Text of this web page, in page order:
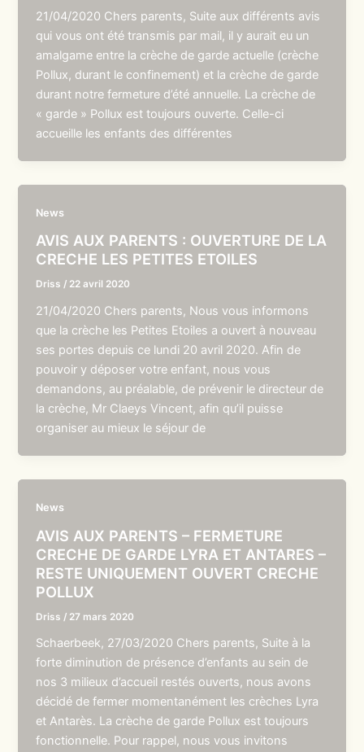
21/04/2020 Chers parents, Suite aux différents avis
qui vous ont été transmis par mail, il y aurait eu un
amalgame entre la crèche de garde actuelle (crèche
Pollux, durant le confinement) et la crèche de garde
durant notre fermeture d’été annuelle. La crèche de
« garde » Pollux est toujours ouverte. Celle-ci
accueille les enfants des différentes
News
AVIS AUX PARENTS : OUVERTURE DE LA
CRECHE LES PETITES ETOILES
Driss / 22 avril 2020
21/04/2020 Chers parents, Nous vous informons
que la crèche les Petites Etoiles a ouvert à nouveau
ses portes depuis ce lundi 20 avril 2020. Afin de
pouvoir y déposer votre enfant, nous vous
demandons, au préalable, de prévenir le directeur de
la crèche, Mr Claeys Vincent, afin qu’il puisse
organiser au mieux le séjour de
News
AVIS AUX PARENTS – FERMETURE
CRECHE DE GARDE LYRA ET ANTARES –
RESTE UNIQUEMENT OUVERT CRECHE
POLLUX
Driss / 27 mars 2020
Schaerbeek, 27/03/2020 Chers parents, Suite à la
forte diminution de présence d’enfants au sein de
nos 3 milieux d’accueil restés ouverts, nous avons
décidé de fermer momentanément les crèches Lyra
et Antarès. La crèche de garde Pollux est toujours
fonctionnelle. Pour rappel, nous vous invitons